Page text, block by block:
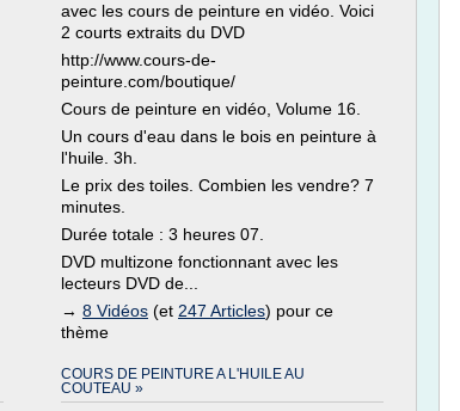
avec les cours de peinture en vidéo. Voici
2 courts extraits du DVD
http://www.cours-de-
peinture.com/boutique/
Cours de peinture en vidéo, Volume 16.
Un cours d'eau dans le bois en peinture à
l'huile. 3h.
Le prix des toiles. Combien les vendre? 7
minutes.
Durée totale : 3 heures 07.
DVD multizone fonctionnant avec les
lecteurs DVD de...
→ 8 Vidéos (et 247 Articles) pour ce
thème
COURS DE PEINTURE A L'HUILE AU
COUTEAU »